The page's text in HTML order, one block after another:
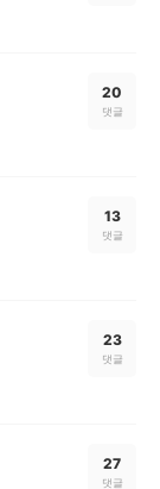
20
댓글
13
댓글
23
댓글
27
댓글